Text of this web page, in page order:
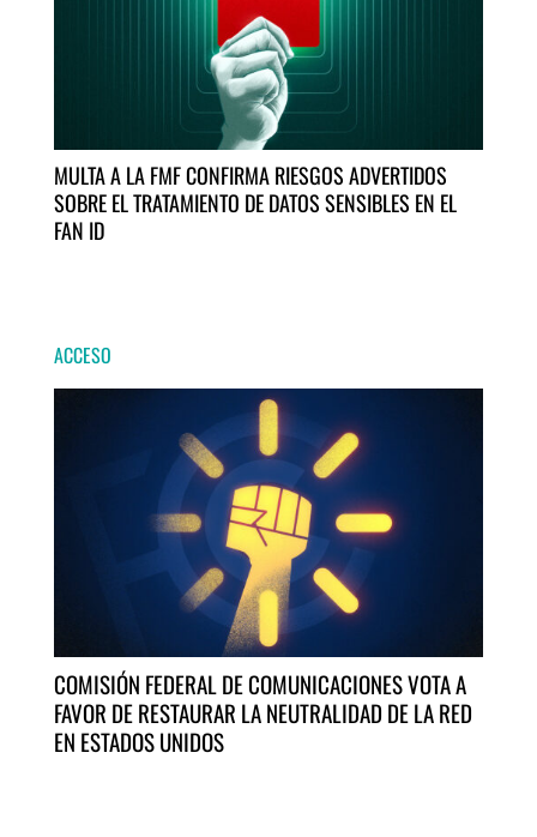
MULTA A LA FMF CONFIRMA RIESGOS ADVERTIDOS
SOBRE EL TRATAMIENTO DE DATOS SENSIBLES EN EL
FAN ID
ACCESO
COMISIÓN FEDERAL DE COMUNICACIONES VOTA A
FAVOR DE RESTAURAR LA NEUTRALIDAD DE LA RED
EN ESTADOS UNIDOS